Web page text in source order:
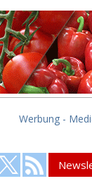
Werbung -